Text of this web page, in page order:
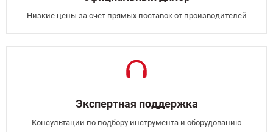
Низкие цены за счёт прямых поставок от производителей
Экспертная поддержка
Консультации по подбору инструмента и оборудованию